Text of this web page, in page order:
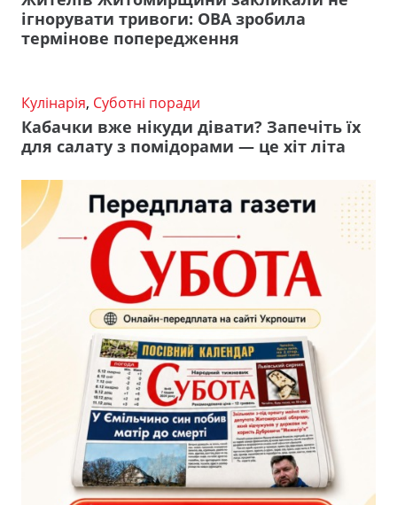
ігнорувати тривоги: ОВА зробила
термінове попередження
Кулінарія, Суботні поради
Кабачки вже нікуди дівати? Запечіть їх
для салату з помідорами — це хіт літа